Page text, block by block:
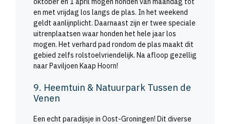
en met vrijdag los langs de plas. In het weekend
geldt aanlijnplicht. Daarnaast zijn er twee speciale
uitrenplaatsen waar honden het hele jaar los
mogen. Het verhard pad rondom de plas maakt dit
gebied zelfs rolstoelvriendelijk. Na afloop gezellig
naar Paviljoen Kaap Hoorn!
9. Heemtuin & Natuurpark Tussen de
Venen
Een echt paradijsje in Oost-Groningen! Dit diverse